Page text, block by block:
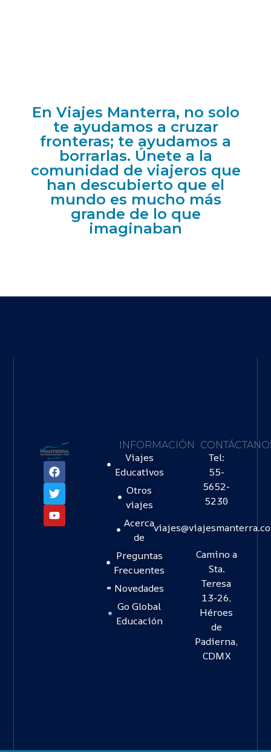
En Viajes Manterra, no solo
te ayudamos a cruzar
fronteras; te ayudamos a
borrarlas. Únete a la
comunidad de viajeros que
han descubierto que el
mundo es mucho más
grande de lo que
imaginaban
INFORMACIÓN
Viajes
Educativos
Otros
viajes
Acerca
de
Preguntas
Frecuentes
Novedades
Go Global
Educación
Tel:
55-
5652-
5230
Camino a
Sta.
Teresa
13-26,
Héroes
de
Padierna,
CDMX